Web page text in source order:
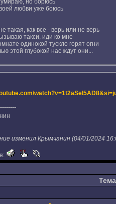
но борюсь
любви уже боюсь
такая, как все - верь или не верь
такси, иди ко мне
одинокой тускло горят огни
этой глубокой нас ждут они...
изменил Крымчанин (04/01/2024